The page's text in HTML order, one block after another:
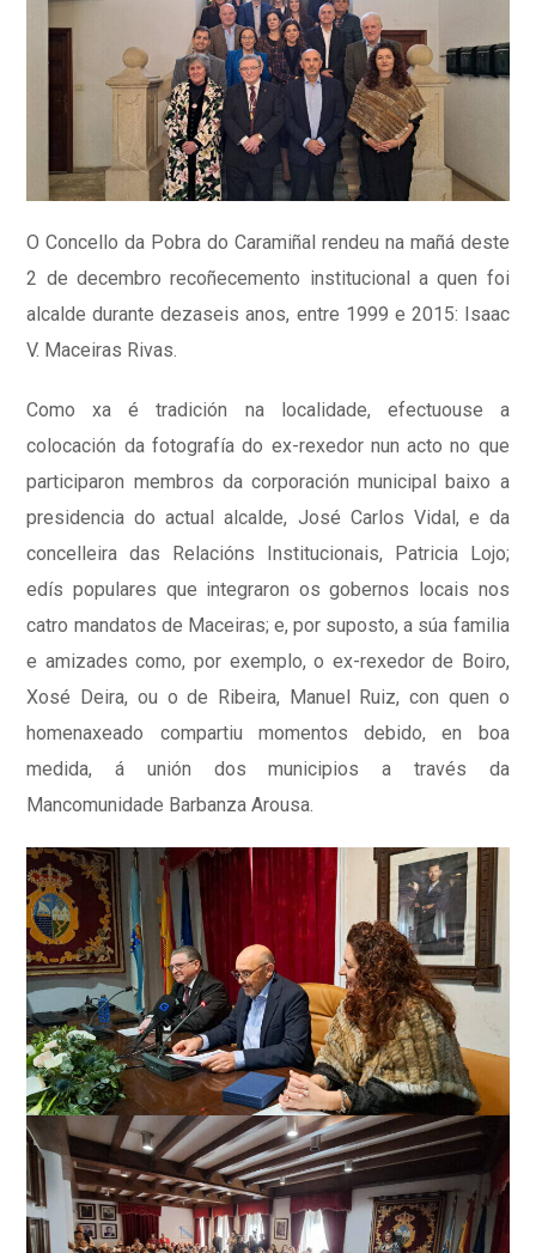
O Concello da Pobra do Caramiñal rendeu na mañá deste
2 de decembro recoñecemento institucional a quen foi
alcalde durante dezaseis anos, entre 1999 e 2015: Isaac
V. Maceiras Rivas.
Como xa é tradición na localidade, efectuouse a
colocación da fotografía do ex-rexedor nun acto no que
participaron membros da corporación municipal baixo a
presidencia do actual alcalde, José Carlos Vidal, e da
concelleira das Relacións Institucionais, Patricia Lojo;
edís populares que integraron os gobernos locais nos
catro mandatos de Maceiras; e, por suposto, a súa familia
e amizades como, por exemplo, o ex-rexedor de Boiro,
Xosé Deira, ou o de Ribeira, Manuel Ruiz, con quen o
homenaxeado compartiu momentos debido, en boa
medida, á unión dos municipios a través da
Mancomunidade Barbanza Arousa.